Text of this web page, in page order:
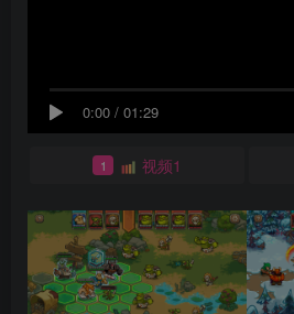
0:00 / 01:29
1 视频1